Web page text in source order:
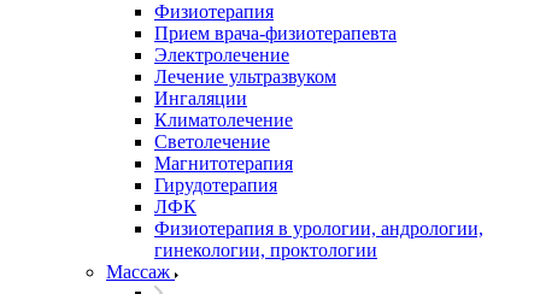
Физиотерапия
Прием врача-физиотерапевта
Электролечение
Лечение ультразвуком
Ингаляции
Климатолечение
Светолечение
Магнитотерапия
Гирудотерапия
ЛФК
Физиотерапия в урологии, андрологии,
гинекологии, проктологии
Массаж